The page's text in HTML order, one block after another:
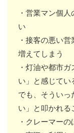
・営業マン個
い
・接客の悪い
増えてしまう
・灯油や都市
い」と感じて
でも、そうい
い」と叩かれる
・クレーマー